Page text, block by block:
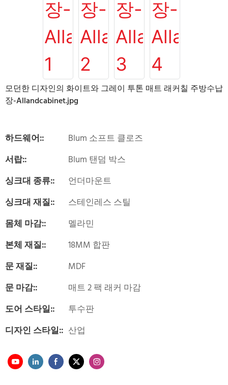
모던한 디자인의 화이트와 그레이 투톤 매트 래커칠 주방수납
장-Allandcabinet.jpg
하드웨어::
Blum 소프트 클로즈
서랍::
Blum 탠덤 박스
싱크대 종류::
언더마운트
싱크대 재질::
스테인레스 스틸
몸체 마감::
멜라민
본체 재질::
18MM 합판
문 재질::
MDF
문 마감::
매트 2 팩 래커 마감
도어 스타일::
투수판
디자인 스타일:: 산업